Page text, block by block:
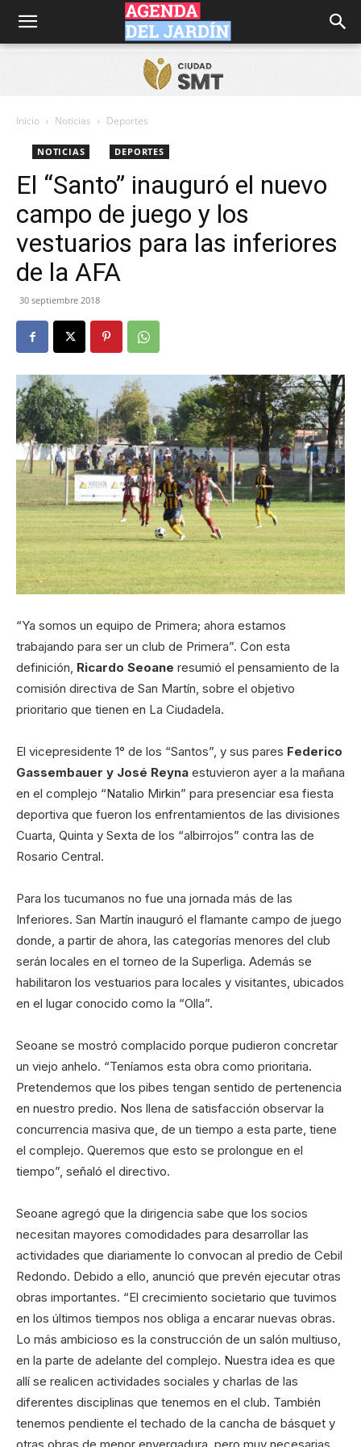
Agenda
Jardín
Inicio Noticias Deportes
NOTICIAS DEPORTES
El “Santo” inauguró el nuevo
campo de juego y los
vestuarios para las inferiores
de la AFA
30 septiembre 2018
“Ya somos un equipo de Primera; ahora estamos
trabajando para ser un club de Primera”. Con esta
definición, Ricardo Seoane resumió el pensamiento de la
comisión directiva de San Martín, sobre el objetivo
prioritario que tienen en La Ciudadela.
El vicepresidente 1° de los “Santos”, y sus pares Federico
Gassembauer y José Reyna estuvieron ayer a la mañana
en el complejo “Natalio Mirkin” para presenciar esa fiesta
deportiva que fueron los enfrentamientos de las divisiones
Cuarta, Quinta y Sexta de los “albirrojos” contra las de
Rosario Central.
Para los tucumanos no fue una jornada más de las
Inferiores. San Martín inauguró el flamante campo de juego
donde, a partir de ahora, las categorías menores del club
serán locales en el torneo de la Superliga. Además se
habilitaron los vestuarios para locales y visitantes, ubicados
en el lugar conocido como la “Olla”.
Seoane se mostró complacido porque pudieron concretar
un viejo anhelo. “Teníamos esta obra como prioritaria.
Pretendemos que los pibes tengan sentido de pertenencia
en nuestro predio. Nos llena de satisfacción observar la
concurrencia masiva que, de un tiempo a esta parte, tiene
el complejo. Queremos que esto se prolongue en el
tiempo”, señaló el directivo.
Seoane agregó que la dirigencia sabe que los socios
necesitan mayores comodidades para desarrollar las
actividades que diariamente lo convocan al predio de Cebil
Redondo. Debido a ello, anunció que prevén ejecutar otras
obras importantes. “El crecimiento societario que tuvimos
en los últimos tiempos nos obliga a encarar nuevas obras.
Lo más ambicioso es la construcción de un salón multiuso,
en la parte de adelante del complejo. Nuestra idea es que
allí se realicen actividades sociales y charlas de las
diferentes disciplinas que tenemos en el club. También
tenemos pendiente el techado de la cancha de básquet y
otras obras de menor envergadura, pero muy necesarias